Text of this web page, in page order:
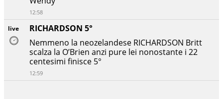
live
RICHARDSON 5°
Nemmeno la neozelandese RICHARDSON Britt
scalza la O’Brien anzi pure lei nonostante i 22
centesimi finisce 5°
12:59
12:58